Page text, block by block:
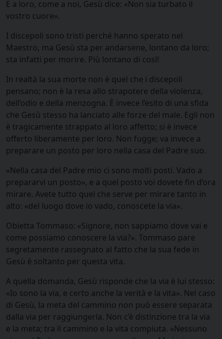
E a loro, come a noi, Gesù dice: «Non sia turbato il
vostro cuore».
I discepoli sono tristi perché hanno sperato nel
Maestro, ma Gesù sta per andarsene, lontano da loro;
sta infatti per morire. Più lontano di così!
In realtà la sua morte non è quel che i discepoli
pensano; non è la resa allo strapotere della violenza,
dell’odio e della menzogna. È invece l’esito di una sfida
che Gesù stesso ha lanciato alle forze del male. Egli non
è tragicamente strappato al loro affetto; si è invece
offerto liberamente per loro. Non fugge; va invece a
preparare un posto per loro nella casa del Padre suo.
«Nella casa del Padre mio ci sono molti posti. Vado a
prepararvi un posto», e a quel posto voi dovete fin d’ora
mirare. Avete tutto quel che serve per mirare tanto in
alto: «del luogo dove io vado, conoscete la via».
Obietta Tommaso: «Signore, non sappiamo dove vai e
come possiamo conoscere la via?». Tommaso pare
segretamente rassegnato al fatto che la sua fede in
Gesù è soltanto per questa vita.
A quella domanda, Gesù risponde che la via è lui stesso:
«Io sono la via, e certo anche la verità e la vita». Nel caso
di Gesù, la meta del cammino non può essere separata
dalla via per raggiungerla. Non c’è distinzione tra la via
e la meta; tra il cammino e la vita compiuta. «Nessuno